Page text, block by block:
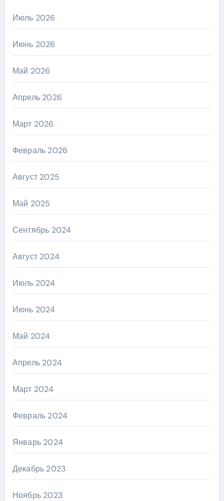
Июль 2026
Июнь 2026
Май 2026
Апрель 2026
Март 2026
Февраль 2026
Август 2025
Май 2025
Сентябрь 2024
Август 2024
Июль 2024
Июнь 2024
Май 2024
Апрель 2024
Март 2024
Февраль 2024
Январь 2024
Декабрь 2023
Ноябрь 2023